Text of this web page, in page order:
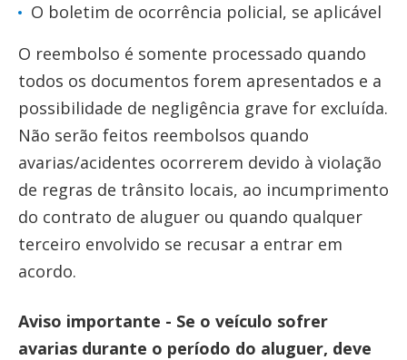
O boletim de ocorrência policial, se aplicável
O reembolso é somente processado quando
todos os documentos forem apresentados e a
possibilidade de negligência grave for excluída.
Não serão feitos reembolsos quando
avarias/acidentes ocorrerem devido à violação
de regras de trânsito locais, ao incumprimento
do contrato de aluguer ou quando qualquer
terceiro envolvido se recusar a entrar em
acordo.
Aviso importante - Se o veículo sofrer
avarias durante o período do aluguer, deve